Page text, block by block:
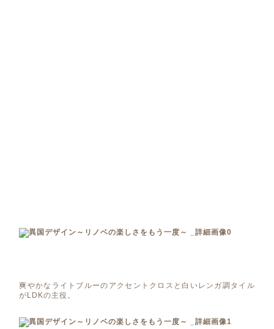
爽やかなライトブルーのアクセントクロスと白いレンガ調タイル
がLDKの主役。